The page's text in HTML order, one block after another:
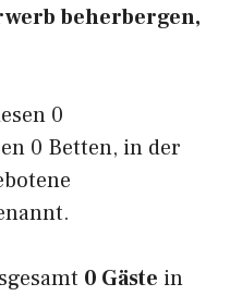
beherbergen,
0
0 Betten, in der
0 Gäste in